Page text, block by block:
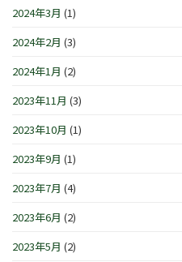
2024年3月 (1)
2024年2月 (3)
2024年1月 (2)
2023年11月 (3)
2023年10月 (1)
2023年9月 (1)
2023年7月 (4)
2023年6月 (2)
2023年5月 (2)